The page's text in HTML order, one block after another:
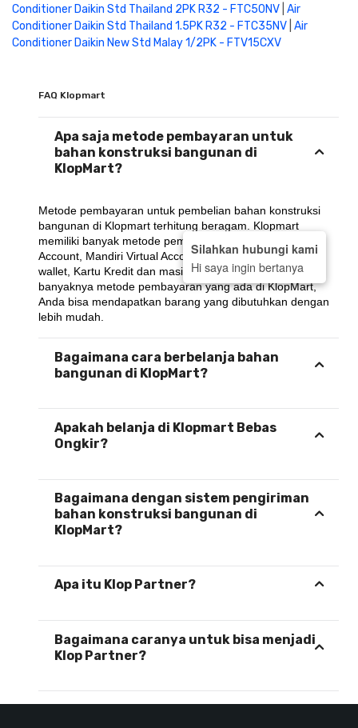
Conditioner Daikin Std Thailand 2PK R32 - FTC50NV Air
Conditioner Daikin Std Thailand 1.5PK R32 - FTC35NV Air
Conditioner Daikin New Std Malay 1/2PK - FTV15CXV
FAQ Klopmart
Apa saja metode pembayaran untuk
bahan konstruksi bangunan di
KlopMart?
Metode pembayaran untuk pembelian bahan konstruksi
bangunan di Klopmart terhitung beragam. Klopmart
memiliki banyak metode pembayaran seperti BCA Virtual
Account, Mandiri Virtual Account, BRI Virtual Account, E-
wallet, Kartu Kredit dan masih banyak lagi.. Dengan
banyaknya metode pembayaran yang ada di KlopMart,
Anda bisa mendapatkan barang yang dibutuhkan dengan
lebih mudah.
Bagaimana cara berbelanja bahan
bangunan di KlopMart?
Apakah belanja di Klopmart Bebas
Ongkir?
Bagaimana dengan sistem pengiriman
bahan konstruksi bangunan di
KlopMart?
Apa itu Klop Partner?
Bagaimana caranya untuk bisa menjadi
Klop Partner?
Silahkan hubungi kami
Hi saya ingin bertanya